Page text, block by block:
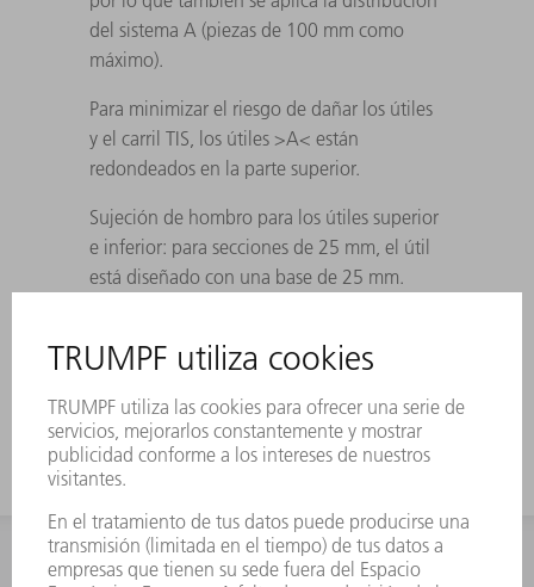
del sistema A (piezas de 100 mm como
máximo).
Para minimizar el riesgo de dañar los útiles
y el carril TIS, los útiles >A< están
redondeados en la parte superior.
Sujeción de hombro para los útiles superior
e inferior: para secciones de 25 mm, el útil
está diseñado con una base de 25 mm.
pinza de tenaza se mecaniza por ambos
INFORMACIÓN